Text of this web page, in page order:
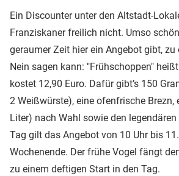
Ein Discounter unter den Altstadt-
Franziskaner freilich nicht. Umso
geraumer Zeit hier ein Angebot gibt,
Nein sagen kann: "Frühschoppen"
kostet 12,90 Euro. Dafür gibt’s 150
2 Weißwürste), eine ofenfrische Brezn,
Liter) nach Wahl sowie den
Tag gilt das Angebot von 10 Uhr bis
Wochenende. Der frühe Vogel fängt
zu einem deftigen Start in den Tag.